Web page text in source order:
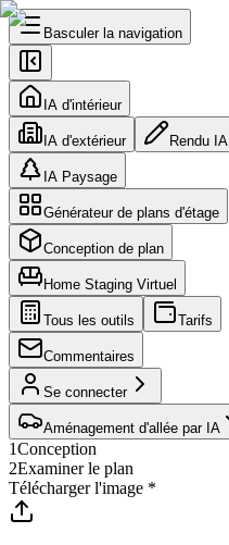
Basculer la navigation
IA d'intérieur
IA d'extérieur Rendu IA
IA Paysage
Générateur de plans d'étage
Conception de plan
Home Staging Virtuel
Tous les outils Tarifs
Commentaires
Se connecter
Aménagement d'allée par IA
1Conception
2Examiner le plan
Télécharger l'image *